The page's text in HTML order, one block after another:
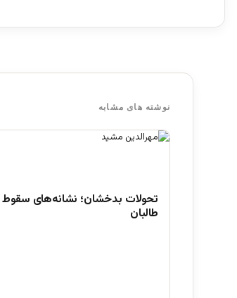
نوشته های مشابه
تحولات بدخشان؛ نشانه‌های سقوط
طالبان